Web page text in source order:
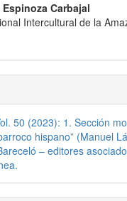
Carbajal
Intercultural de la
50 (2023): 1. Sección
hispano” (Manuel
– editores